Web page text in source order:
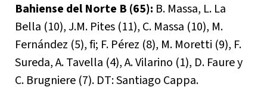
Bahiense del Norte B (65): B. Massa, L. La
Bella (10), J.M. Pites (11), C. Massa (10), M.
Fernández (5), fi; F. Pérez (8), M. Moretti (9), F.
Sureda, A. Tavella (4), A. Vilarino (1), D. Faure y
C. Brugniere (7). DT: Santiago Cappa.